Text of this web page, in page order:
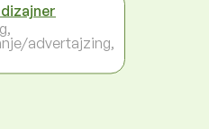
advertajzing,